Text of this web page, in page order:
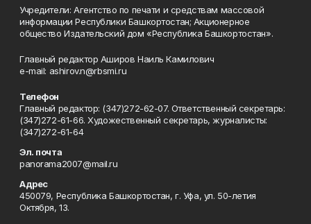
Учредители: Агентство по печати и средствам массовой
информации Республики Башкортостан; Акционерное
общество Издательский дом «Республика Башкортостан».
Главный редактор Аширов Наиль Камилович
e-mail: ashirov.n@rbsmi.ru
Телефон
Главный редактор: (347)272-62-07. Ответственный секретарь:
(347)272-61-66. Художественный секретарь, журналисты:
(347)272-61-64
Эл. почта
panorama2007@mail.ru
Адрес
450079, Республика Башкортостан, г. Уфа, ул. 50-летия
Октября, 13.